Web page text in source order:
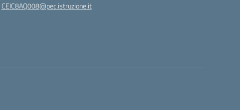
CEIC8AQ008@pec.istruzione.it